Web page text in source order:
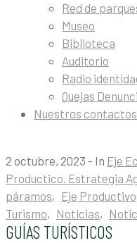
Red de
Museo
Biblioteca
Auditorio
Radio
Quejas
Nuestros contactos
2 octubre, 2023 - In Eje
Productico. Estrategia
páramos‚ Eje Productivo
Turismo‚ Noticias‚
GUÍAS TURÍSTICOS